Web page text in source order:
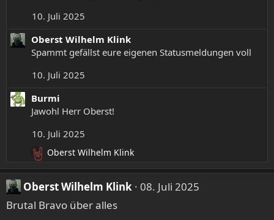
e
n
10. Juli 2025
Oberst Wilhelm Klink
Spammt gefällst eure eigenen Statusmeldungen voll
10. Juli 2025
Burmi
Jawohl Herr Oberst!
10. Juli 2025
R
e
a
k
t
Oberst Wilhelm Klink
Oberst Wilhelm Klink 08. Juli 2025
Brutal Bravo über alles